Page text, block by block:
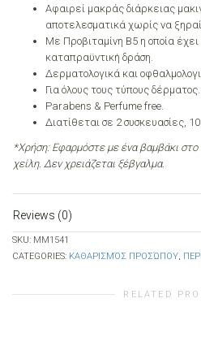
Αφαιρεί μακράς διάρκειας
αποτελεσματικά χωρίς να
Με Προβιταμίνη Β5 η οποία
καταπραϋντική δράση.
Δερματολογικά και
Για όλους τους τύπους δέρματος.
Parabens & Perfume free.
Διατίθεται σε 2 συσκευασίες,
*Χρήση: Εφαρμόστε με ένα βαμβάκι
χείλη. Δεν χρειάζεται ξέβγαλμα.
Reviews (0)
SKU: MM1541
CATEGORIES: ΚΑΘΑΡΙΣΜΌΣ ΠΡΟΣΏΠΟΥ,
RELATED